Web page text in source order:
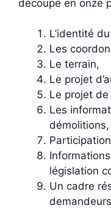
découpé en onze
L’identité
Les
Le terrain,
Le projet
Le projet
Les
démolitions,
Informations
législation
Un cadre